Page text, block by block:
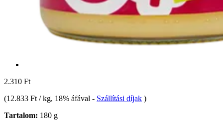
2.310 Ft
(12.833 Ft / kg, 18% áfával - Szállítási díjak )
Tartalom: 180 g